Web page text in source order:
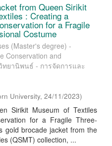
from Queen Sirikit
: Creating a
for a Fragile
Costume
(Master's degree) -
Conservation and
ทยานิพนธ์ - การจัดการและ
University, 24/11/2023)
Sirikit Museum of Textiles
for a Fragile Three-
gold brocade jacket from the
(QSMT) collection, ...